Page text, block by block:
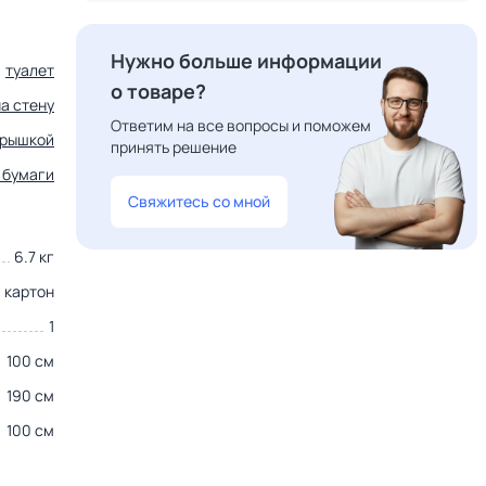
туалет
стену
6.7 кг
картон
1
100 см
190 см
100 см
Нужно больше информации
о товаре?
Ответим на все вопросы и поможем
принять решение
Свяжитесь со мной